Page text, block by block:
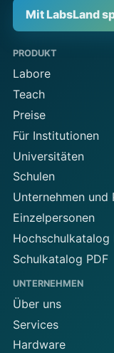
Mit LabsLand
PRODUKT
Labore
Teach
Preise
Für Institutionen
Universitäten
Schulen
Unternehmen und
Einzelpersonen
Hochschulkatalog
Schulkatalog PDF
UNTERNEHMEN
Über uns
Services
Hardware